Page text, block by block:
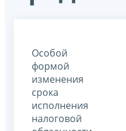
Особой
формой
изменения
срока
исполнения
налоговой